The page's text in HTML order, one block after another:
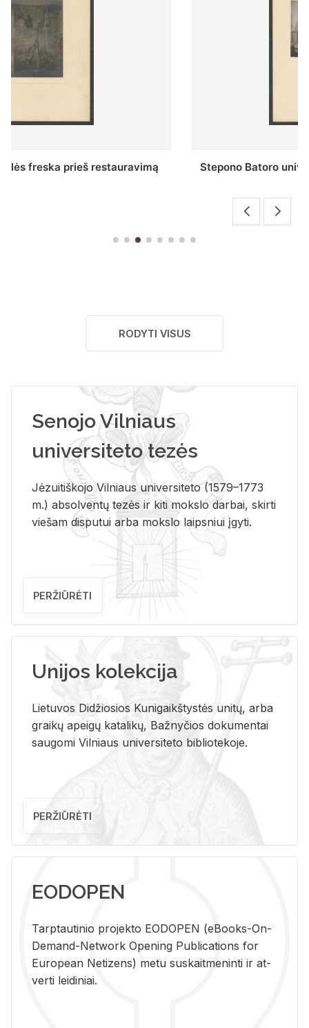
Stepono Batoro universiteto bibliotekos Profesorių
RODYTI VISUS
Senojo Vilniaus
universiteto tezės
Jėzuitiškojo Vilniaus universiteto (1579–1773
m.) absolventų tezės ir kiti mokslo darbai, skirti
viešam disputui arba mokslo laipsniui įgyti.
PERŽIŪRĖTI
Unijos kolekcija
Lietuvos Didžiosios Kunigaikštystės unitų, arba
graikų apeigų katalikų, Bažnyčios dokumentai
saugomi Vilniaus universiteto bibliotekoje.
PERŽIŪRĖTI
EODOPEN
Tarp­tau­ti­nio pro­jek­to EO­DO­PEN (eBo­oks-On-
De­mand-Ne­twork Ope­ning Pub­li­ca­tions for
Eu­ro­pe­an Ne­ti­zens) metu su­skait­me­nin­ti ir at­
ver­ti lei­di­niai.